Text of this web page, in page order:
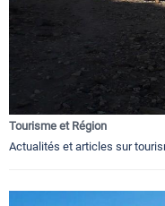
Tourisme et Région
Actualités et articles sur